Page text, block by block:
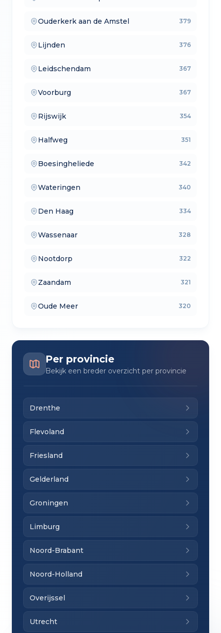
Ouderkerk aan de Amstel
— lokale makelaars 379
Lijnden
— makelaars vergelijken 376
Leidschendam
— verkoopmakelaars 367
Voorburg
— aankoopmakelaars 367
Rijswijk
— lokale makelaars 354
Halfweg
— makelaars vergelijken 351
Boesingheliede
— verkoopmakelaars 342
Wateringen
— aankoopmakelaars 340
Den Haag
— lokale makelaars 334
Wassenaar
— makelaars vergelijken 328
Nootdorp
— verkoopmakelaars 322
Zaandam
— aankoopmakelaars 321
Oude Meer
— lokale makelaars 320
Per provincie
Bekijk een breder overzicht per provincie
Drenthe
Flevoland
Friesland
Gelderland
Groningen
Limburg
Noord-Brabant
Noord-Holland
Overijssel
Utrecht